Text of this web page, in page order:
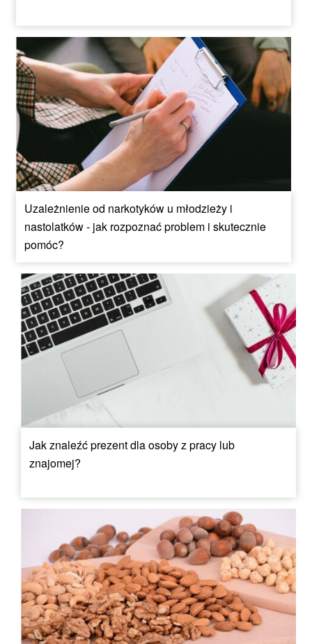
Uzależnienie od narkotyków u młodzieży i
nastolatków - jak rozpoznać problem i skutecznie
pomóc?
Jak znaleźć prezent dla osoby z pracy lub
znajomej?